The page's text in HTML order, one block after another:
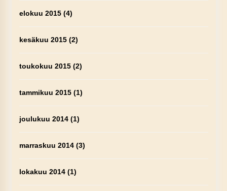
elokuu 2015(4)
kesäkuu 2015(2)
toukokuu 2015(2)
tammikuu 2015(1)
joulukuu 2014(1)
marraskuu 2014(3)
lokakuu 2014(1)